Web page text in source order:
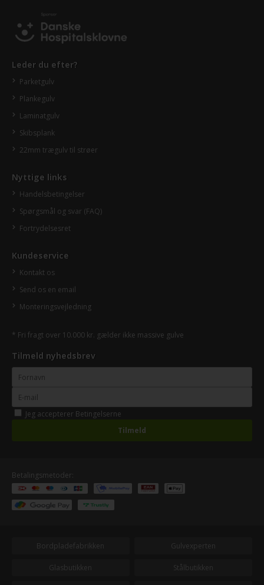
Leder du efter?
Parketgulv
Plankegulv
Laminatgulv
Skibsplank
22mm trægulv til strøer
Nyttige links
Handelsbetingelser
Spørgsmål og svar (FAQ)
Fortrydelsesret
Kundeservice
Kontakt os
Send os en email
Monteringsvejledning
* Fri fragt over 10.000 kr. gælder ikke massive gulve
Tilmeld nyhedsbrev
Jeg accepterer Betingelserne
Betalingsmetoder:
Bordpladefabrikken Gulvexperten
Glasbutikken Stålbutikken